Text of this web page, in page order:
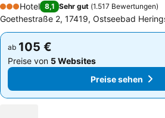
3 Sterne
Hotel 8,1 Sehr gut (1.517 Bewertungen)
Goethestraße 2, 17419, Ostseebad
ab 105 €
Preise von 5 Websites
Preise sehen
ab 105 €
Preise von 5 Websites
Preise sehen